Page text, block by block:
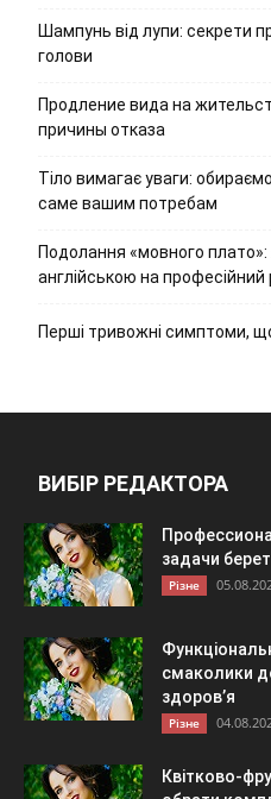
Шампунь від лупи: секрети
голови
Продление вида на
причины отказа
Тіло вимагає уваги:
саме вашим потребам
Подолання «мовного
англійською на професійний
Перші тривожні симптоми,
ВИБІР РЕДАКТОРА
задачи
Різне
смаколики
здоров’я
Різне
Квітково-